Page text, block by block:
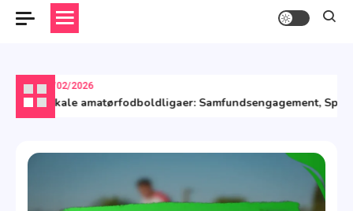
06/02/2026
Lokale amatørfodboldligaer: Samfundsengagement,